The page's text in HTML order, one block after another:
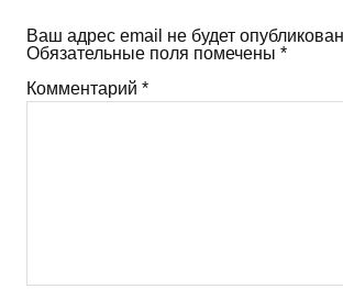
Ваш адрес email не будет
Обязательные поля помечены *
Комментарий *